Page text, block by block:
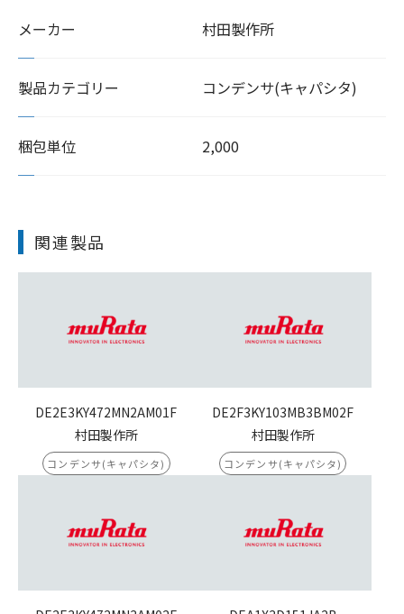
メーカー 村田製作所
製品カテゴリー コンデンサ(キャパシタ)
梱包単位 2,000
関連製品
DE2E3KY472MN2AM01F
村田製作所
コンデンサ(キャパシタ)
DE2F3KY103MB3BM02F
村田製作所
コンデンサ(キャパシタ)